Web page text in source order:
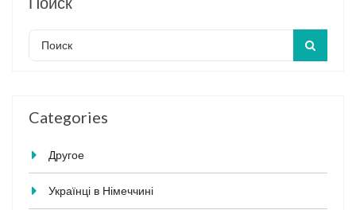
Categories
Другое
Українці в Німеччині